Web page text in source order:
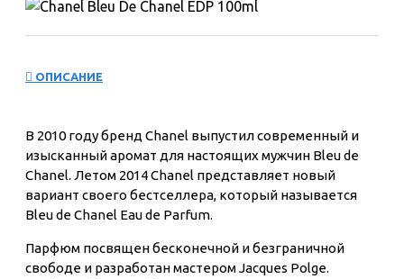
ОПИСАНИЕ
В 2010 году бренд Chanel выпустил современный и
изысканный аромат для настоящих мужчин Bleu de
Chanel. Летом 2014 Chanel представляет новый
вариант своего бестселлера, который называется
Bleu de Chanel Eau de Parfum.
Парфюм посвящен бесконечной и безграничной
свободе и разработан мастером Jacques Polge.